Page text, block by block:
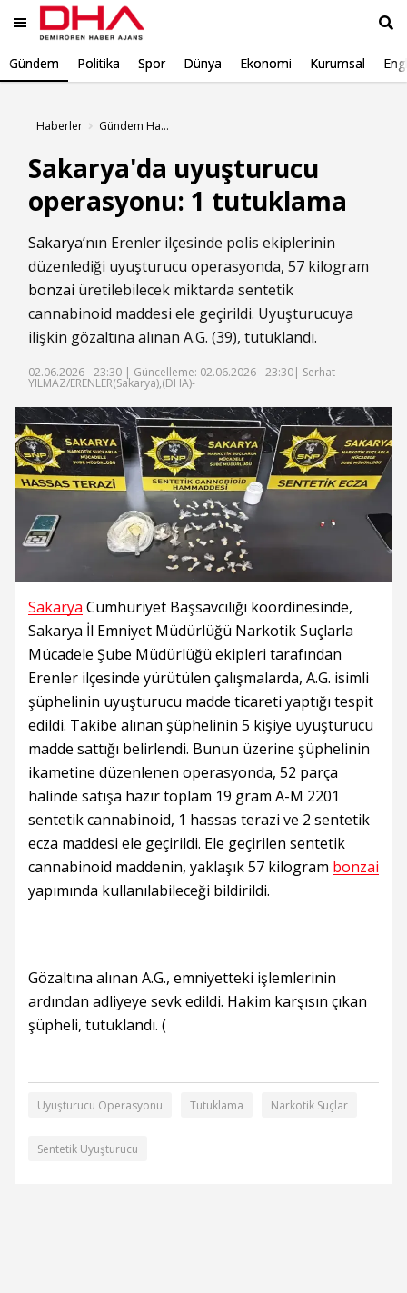
Gündem Politika Spor Dünya Ekonomi Kurumsal
Haberler Gündem Haberleri
Sakarya'da uyuşturucu
operasyonu: 1 tutuklama
Sakarya’nın Erenler ilçesinde polis ekiplerinin
düzenlediği uyuşturucu operasyonda, 57 kilogram
bonzai üretilebilecek miktarda sentetik
cannabinoid maddesi ele geçirildi. Uyuşturucuya
ilişkin gözaltına alınan A.G. (39), tutuklandı.
02.06.2026 - 23:30 | Güncelleme: 02.06.2026 - 23:30| Serhat
YILMAZ/ERENLER(Sakarya),(DHA)-
Sakarya Cumhuriyet Başsavcılığı koordinesinde,
Sakarya İl Emniyet Müdürlüğü Narkotik Suçlarla
Mücadele Şube Müdürlüğü ekipleri tarafından
Erenler ilçesinde yürütülen çalışmalarda, A.G. isimli
şüphelinin uyuşturucu madde ticareti yaptığı tespit
edildi. Takibe alınan şüphelinin 5 kişiye uyuşturucu
madde sattığı belirlendi. Bunun üzerine şüphelinin
ikametine düzenlenen operasyonda, 52 parça
halinde satışa hazır toplam 19 gram A-M 2201
sentetik cannabinoid, 1 hassas terazi ve 2 sentetik
ecza maddesi ele geçirildi. Ele geçirilen sentetik
cannabinoid maddenin, yaklaşık 57 kilogram bonzai
yapımında kullanılabileceği bildirildi.
Gözaltına alınan A.G., emniyetteki işlemlerinin
ardından adliyeye sevk edildi. Hakim karşısın çıkan
şüpheli, tutuklandı. (
Uyuşturucu Operasyonu Tutuklama Narkotik Suçlar
Sentetik Uyuşturucu